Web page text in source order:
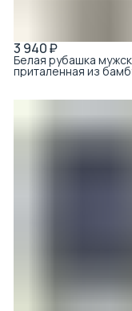
3 940 ₽
Белая рубашка
приталенная из
хлопком с принтом с